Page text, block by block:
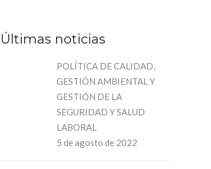
Últimas noticias
POLÍTICA DE CALIDAD,
GESTIÓN AMBIENTAL Y
GESTIÓN DE LA
SEGURIDAD Y SALUD
LABORAL
5 de agosto de 2022